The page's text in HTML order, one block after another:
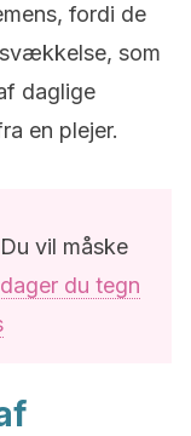
fordi de
som
daglige
en plejer.
vil måske
du tegn